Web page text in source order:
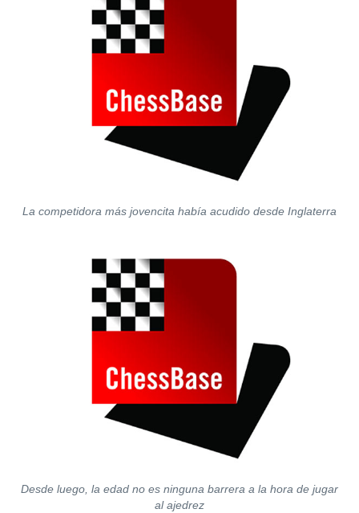
La competidora más jovencita había acudido desde Inglaterra
Desde luego, la edad no es ninguna barrera a la hora de jugar
al ajedrez